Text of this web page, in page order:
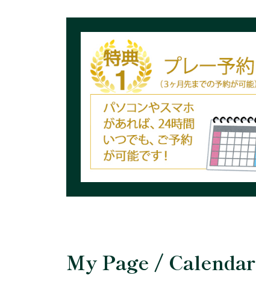
My Page / Calendar